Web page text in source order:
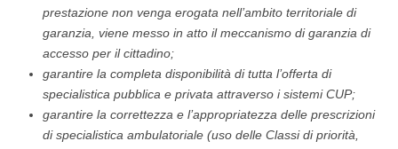
prestazione non venga erogata nell’ambito territoriale di
garanzia, viene messo in atto il meccanismo di garanzia di
accesso per il cittadino;
garantire la completa disponibilità di tutta l’offerta di
specialistica pubblica e privata attraverso i sistemi CUP;
garantire la correttezza e l’appropriatezza delle prescrizioni
di specialistica ambulatoriale (uso delle Classi di priorità,